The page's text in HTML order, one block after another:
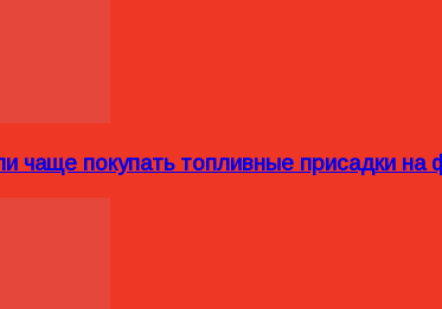
чаще покупать топливные присадки